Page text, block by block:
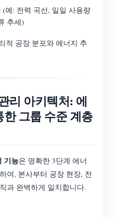
(예: 전력 곡선, 일일 사용량
추세)
적 공장 분포와 에너지 추
리 아키텍처: 에
그룹 수준 계층
기능은 명확한 3단계 에너
여, 본사부터 공장 현장, 전
과 완벽하게 일치합니다.